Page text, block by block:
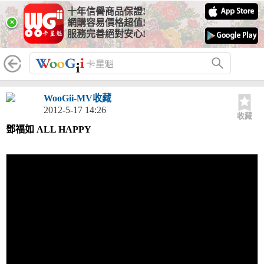
×
十年信譽商品保證!
網購容易價格超值!
服務完善絕對安心!
WooGii-MV收藏
2012-5-17 14:26
收藏
鄧福如 ALL HAPPY